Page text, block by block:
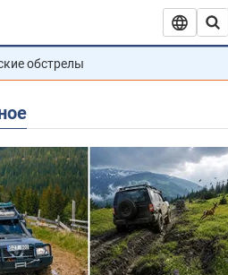
обстрелы